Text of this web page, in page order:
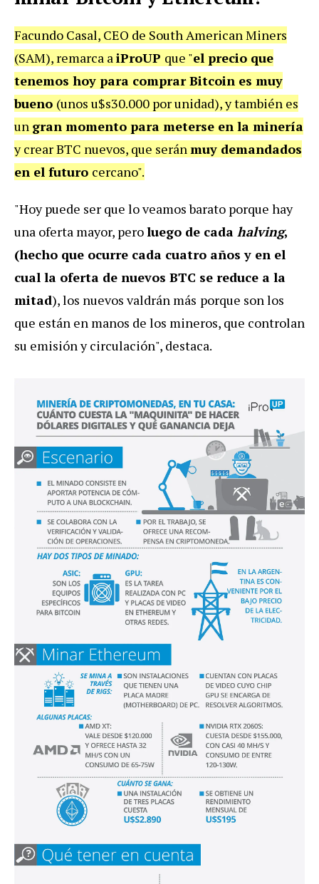
Facundo Casal, CEO de South American Miners
(SAM), remarca aiProUP que "el precio que
tenemos hoy para comprar Bitcoin es muy
bueno (unos u$s30.000 por unidad), y también es
un gran momento para meterse en la minería
y crear BTC nuevos, que seránmuy demandados
en el futuro cercano".
"Hoy puede ser que lo veamos barato porque hay
una oferta mayor, peroluego de cada halving,
(hecho que ocurre cada cuatro años y en el
cual la oferta de nuevos BTC se reduce a la
mitad), los nuevos valdrán más porque son los
que están en manos de los mineros, que controlan
su emisión y circulación", destaca.